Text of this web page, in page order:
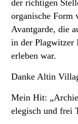
der richtigen
organische Form
Avantgarde, die
in der Plagwitzer
erleben war.
Danke Altin
Mein Hit:
elegisch und frei